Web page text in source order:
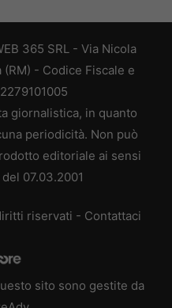
365 SRL - Via Nicola
(RM) - Codice Fiscale e
giornalistica, in quanto
periodicità. Non può
editoriale ai sensi
07.03.2001
riservati - Contattaci
sito sono gestite da